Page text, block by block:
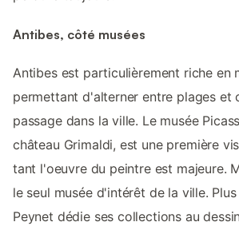
Antibes, côté musées
Antibes est particulièrement riche en
permettant d'alterner entre plages et
passage dans la ville. Le musée
château Grimaldi, est une première
tant l'oeuvre du peintre est majeure.
le seul musée d'intérêt de la ville.
Peynet dédie ses collections au